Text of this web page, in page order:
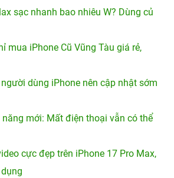
sạc nhanh bao nhiêu W? Dùng củ
mua iPhone Cũ Vũng Tàu giá rẻ,
dùng iPhone nên cập nhật sớm
mới: Mất điện thoại vẫn có thể
cực đẹp trên iPhone 17 Pro Max,